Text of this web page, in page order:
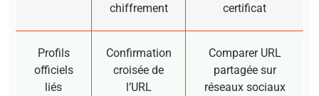
chiffrement
certificat
Profils
officiels
liés
Confirmation
croisée de
l’URL
Comparer URL
partagée sur
réseaux sociaux